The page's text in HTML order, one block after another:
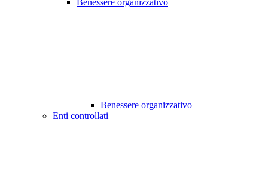
Benessere organizzativo
Benessere organizzativo
Enti controllati